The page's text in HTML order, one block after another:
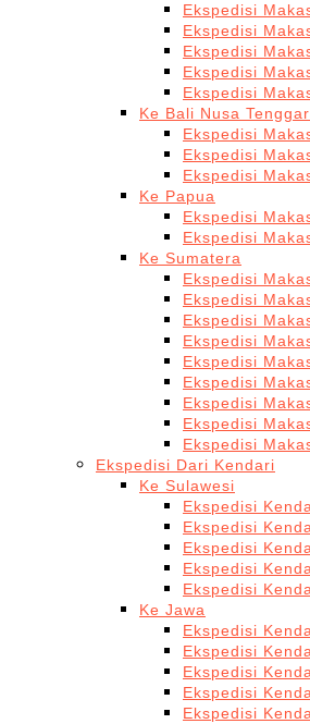
Ekspedisi
Ekspedisi
Ekspedisi
Ekspedisi
Ekspedisi
Ke Bali Nusa
Ekspedisi
Ekspedisi
Ekspedisi
Ke Papua
Ekspedisi
Ekspedisi
Ke Sumatera
Ekspedisi
Ekspedisi
Ekspedisi
Ekspedisi
Ekspedisi
Ekspedisi
Ekspedisi
Ekspedisi
Ekspedisi
Ekspedisi Dari Kendari
Ke Sulawesi
Ekspedisi
Ekspedisi
Ekspedisi
Ekspedisi
Ekspedisi
Ke Jawa
Ekspedisi
Ekspedisi
Ekspedisi
Ekspedisi
Ekspedisi